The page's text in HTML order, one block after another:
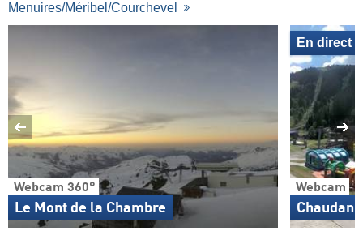
Menuires/Méribel/Courchevel
Webcam 360°
Le Mont de la Chambre
Webcam
En direct